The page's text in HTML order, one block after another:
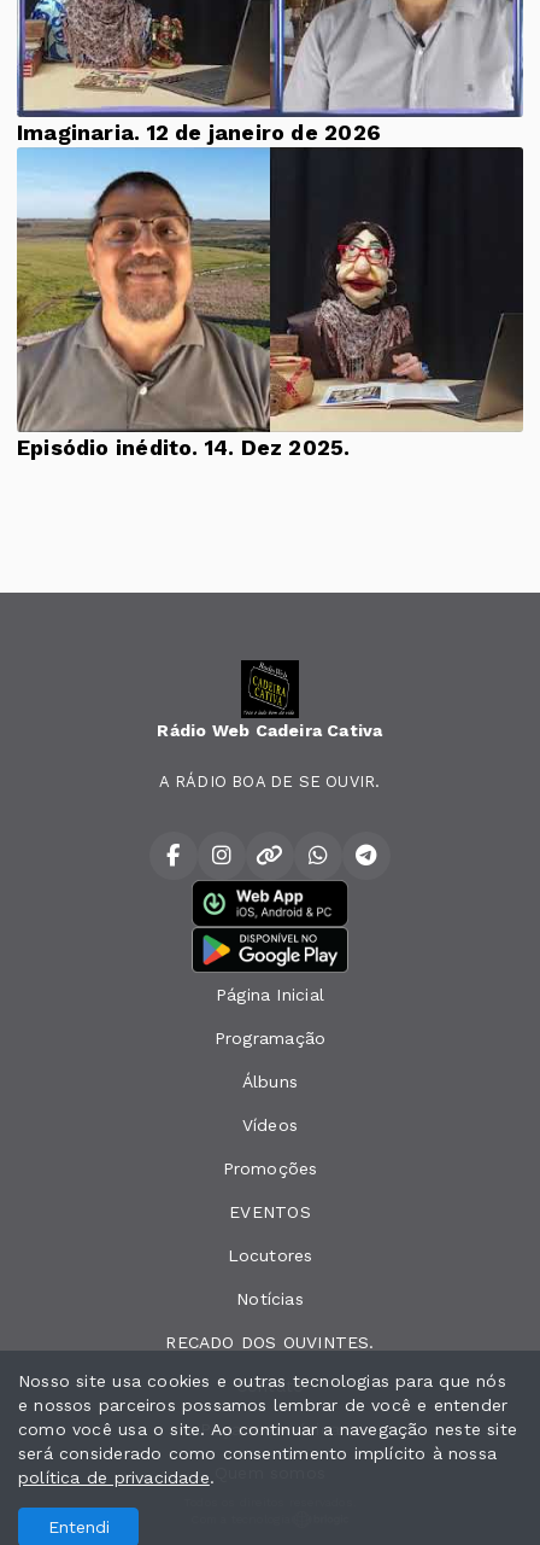
Imaginaria. 12 de janeiro de 2026
Episódio inédito. 14. Dez 2025.
Rádio Web Cadeira Cativa
A RÁDIO BOA DE SE OUVIR.
Página Inicial
Programação
Álbuns
Vídeos
Promoções
EVENTOS
Locutores
Notícias
RECADO DOS OUVINTES.
Contato
Peça sua música
Nosso site usa cookies e outras tecnologias para que nós
e nossos parceiros possamos lembrar de você e entender
como você usa o site. Ao continuar a navegação neste site
será considerado como consentimento implícito à nossa
política de privacidade.
Entendi